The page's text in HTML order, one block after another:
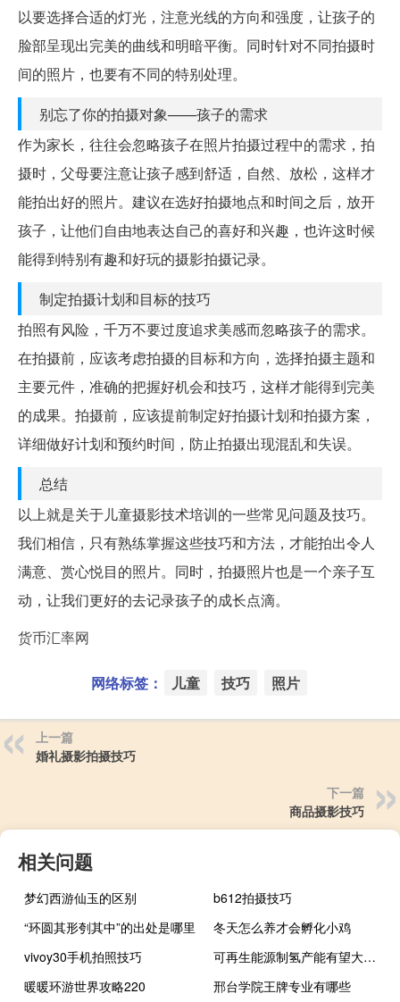
以要选择合适的灯光，注意光线的方向和强度，让孩子的
脸部呈现出完美的曲线和明暗平衡。同时针对不同拍摄时
间的照片，也要有不同的特别处理。
别忘了你的拍摄对象——孩子的需求
作为家长，往往会忽略孩子在照片拍摄过程中的需求，拍
摄时，父母要注意让孩子感到舒适，自然、放松，这样才
能拍出好的照片。建议在选好拍摄地点和时间之后，放开
孩子，让他们自由地表达自己的喜好和兴趣，也许这时候
能得到特别有趣和好玩的摄影拍摄记录。
制定拍摄计划和目标的技巧
拍照有风险，千万不要过度追求美感而忽略孩子的需求。
在拍摄前，应该考虑拍摄的目标和方向，选择拍摄主题和
主要元件，准确的把握好机会和技巧，这样才能得到完美
的成果。拍摄前，应该提前制定好拍摄计划和拍摄方案，
详细做好计划和预约时间，防止拍摄出现混乱和失误。
总结
以上就是关于儿童摄影技术培训的一些常见问题及技巧。
我们相信，只有熟练掌握这些技巧和方法，才能拍出令人
满意、赏心悦目的照片。同时，拍摄照片也是一个亲子互
动，让我们更好的去记录孩子的成长点滴。
货币汇率网
网络标签： 儿童 技巧 照片
上一篇
婚礼摄影拍摄技巧
下一篇
商品摄影技巧
相关问题
梦幻西游仙玉的区别
b612拍摄技巧
“环圆其形刳其中”的出处是哪里
冬天怎么养才会孵化小鸡
vivoy30手机拍照技巧
可再生能源制氢产能有望大幅跃升
暖暖环游世界攻略220
邢台学院王牌专业有哪些